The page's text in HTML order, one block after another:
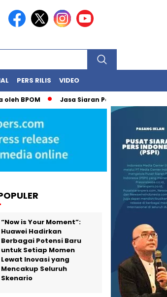
PERS RILIS VIDEO
oleh BPOM Jasa Siaran Pers Persriliscom
“Now is Your Moment”:
Huawei Hadirkan
Berbagai Potensi Baru
untuk Setiap Momen
Lewat Inovasi yang
Mencakup Seluruh
Skenario